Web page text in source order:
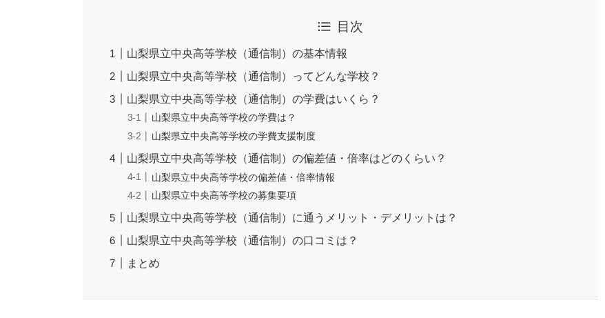
目次
山梨県立中央高等学校（通信制）の基本情報
山梨県立中央高等学校（通信制）ってどんな学校？
山梨県立中央高等学校（通信制）の学費はいくら？
山梨県立中央高等学校の学費は？
山梨県立中央高等学校の学費支援制度
山梨県立中央高等学校（通信制）の偏差値・倍率はどのくらい？
山梨県立中央高等学校の偏差値・倍率情報
山梨県立中央高等学校の募集要項
山梨県立中央高等学校（通信制）に通うメリット・デメリットは？
山梨県立中央高等学校（通信制）の口コミは？
まとめ